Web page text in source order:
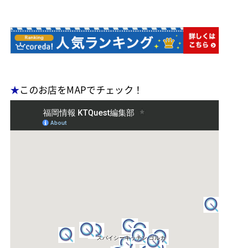
★このお店をMAPでチェック！